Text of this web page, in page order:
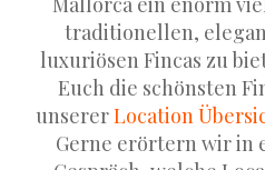
traditionellen,
luxuriösen Fincas zu
Euch die schönsten
unsererLocation
Gerne erörtern wir in